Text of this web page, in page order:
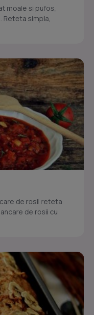
moale si pufos,
simpla,
de rosii reteta
de rosii cu